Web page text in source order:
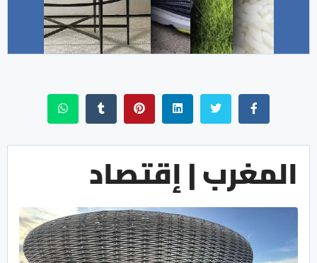
المغرب | إقتصاد